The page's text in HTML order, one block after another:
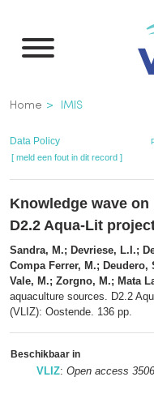
naar
inhoud
gaan
Kruimelpad
Home IMIS
Data Policy
[ meld een fout in dit record ]
Knowledge wave
D2.2 Aqua-Lit
Sandra, M.; Devriese, L.I.;
Compa Ferrer, M.;
Vale, M.; Zorgno, M.; Mata
aquaculture sources. D2.2
(VLIZ): Oostende. 136 pp.
Beschikbaar in
VLIZ: Open access